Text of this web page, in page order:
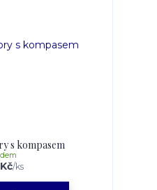
s kompasem
/ks